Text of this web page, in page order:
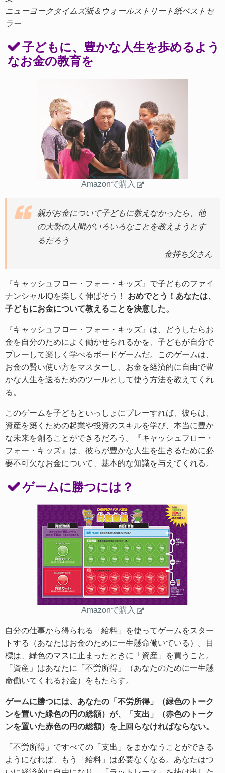
ニューヨークタイムズ紙＆ウォールストリート紙ベストセ
ラー
子どもに、豊かな人生を歩めるよう
なお金の教育を
Amazonで購入
親がお金について子どもに教えなかったら、他
の大勢の人間がいろいろなことを教えようとす
るだろう
金持ち父さん
『キャッシュフロー・フォー・キッズ』で子どものファイ
ナンシャルIQを楽しく伸ばそう！ おめでとう！あなたは、
子どもにお金について教えることを決意した。
『キャッシュフロー・フォー・キッズ』は、どうしたらお
金を自分のためによく働かせられるかを、子どもが自分で
プレーして楽しく学べるボードゲームだ。このゲームは、
お金の賢い使い方をマスターし、お金を経済的に自由で豊
かな人生を送るためのツールとして使う方法を教えてくれ
る。
このゲームを子どもといっしょにプレーすれば、彼らは、
資産を築くための起業や投資のスキルを学び、本当に豊か
な未来を創ることができるだろう。『キャッシュフロー・
フォー・キッズ』は、彼らが豊かな人生を生きるために必
要不可欠なお金について、基本的な知識を与えてくれる。
ゲームに勝つには？
Amazonで購入
自分の仕事から得られる「給料」を使ってゲームをスター
トする（あなたはお金のために一生懸命働いている）。目
標は、緑色のマスに止まったときに「資産」を買うこと。
「資産」はあなたに「不労所得」（あなたのために一生懸
命働いてくれるお金）をもたらす。
ゲームに勝つには、あなたの「不労所得」（緑色のトーク
ンを置いた緑色の円の総額）が、「支出」（赤色のトーク
ンを置いた赤色の円の総額）を上回らなければならない。
「不労所得」ですべての「支出」をまかなうことができる
ようになれば、もう「給料」は必要なくなる。あなたはつ